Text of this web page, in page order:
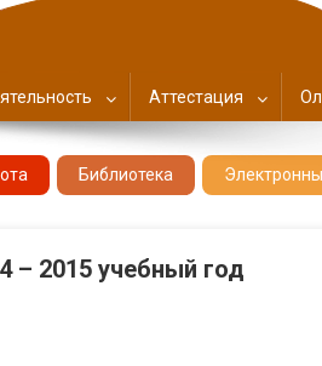
Аттестация
Библиотека
– 2015 учебный год